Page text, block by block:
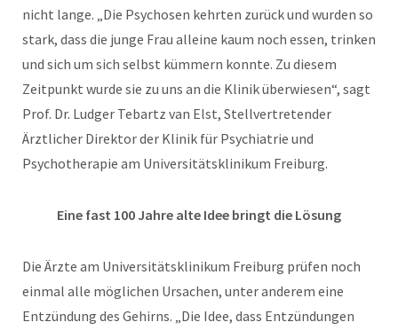
nicht lange. „Die Psychosen kehrten zurück und wurden so
stark, dass die junge Frau alleine kaum noch essen, trinken
und sich um sich selbst kümmern konnte. Zu diesem
Zeitpunkt wurde sie zu uns an die Klinik überwiesen“, sagt
Prof. Dr. Ludger Tebartz van Elst, Stellvertretender
Ärztlicher Direktor der Klinik für Psychiatrie und
Psychotherapie am Universitätsklinikum Freiburg.
Eine fast 100 Jahre alte Idee bringt die Lösung
Die Ärzte am Universitätsklinikum Freiburg prüfen noch
einmal alle möglichen Ursachen, unter anderem eine
Entzündung des Gehirns. „Die Idee, dass Entzündungen